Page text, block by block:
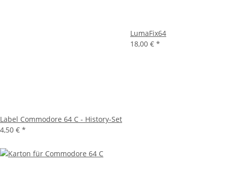
Label Commodore 64 C - History-Set
4,50 € *
LumaFix64
18,00 € *